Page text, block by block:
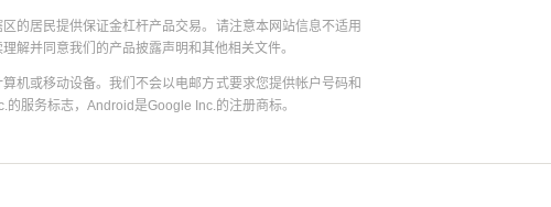
的居民提供保证金杠杆产品交易。请注意本网站信息不适用
解并同意我们的产品披露声明和其他相关文件。
机或移动设备。我们不会以电邮方式要求您提供帐户号码和
服务标志，Android是Google Inc.的注册商标。